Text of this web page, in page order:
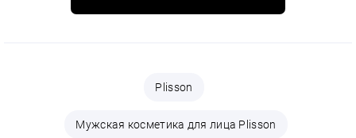
Plisson
Мужская косметика для лица Plisson